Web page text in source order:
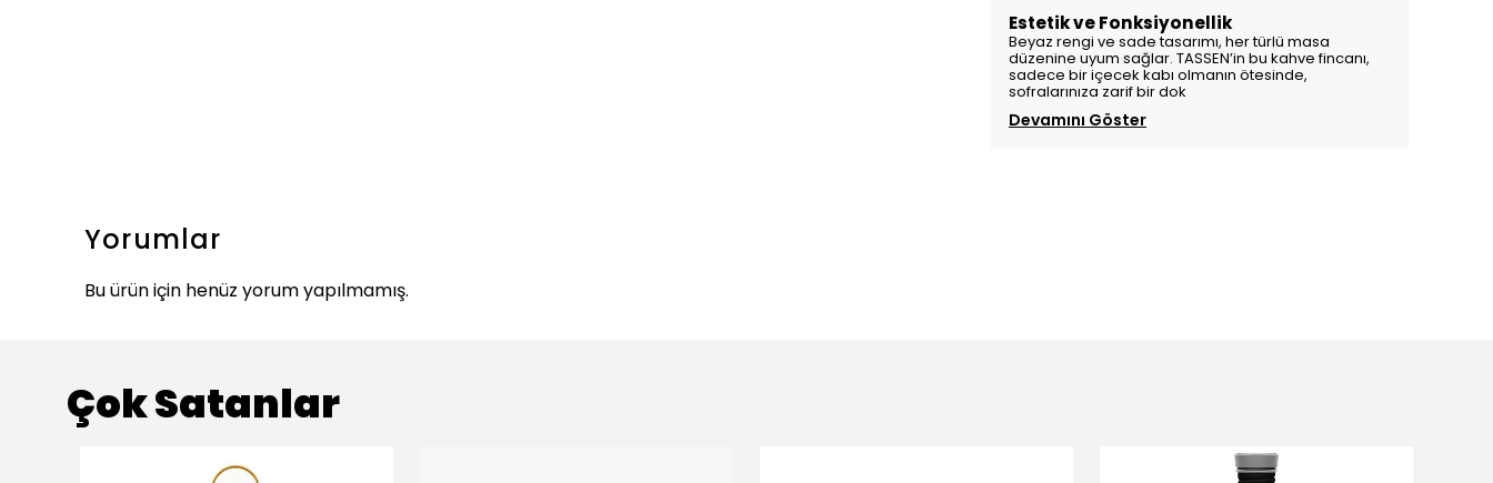
Estetik ve Fonksiyonellik
Beyaz rengi ve sade tasarımı, her türlü masa
düzenine uyum sağlar. TASSEN’in bu kahve fincanı,
sadece bir içecek kabı olmanın ötesinde,
sofralarınıza zarif bir dok
Devamını Göster
Yorumlar
Bu ürün için henüz yorum yapılmamış.
Çok Satanlar